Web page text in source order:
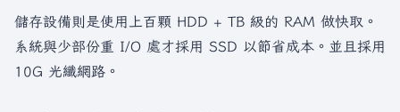
儲存設備則是使用上百顆 HDD + TB 級的 RAM 做快取。
系統與少部份重 I/O 處才採用 SSD 以節省成本。並且採用
10G 光纖網路。